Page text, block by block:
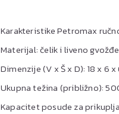
Karakteristike Petromax
Materijal: čelik i liveno
Dimenzije (V x Š x D): 18 x 6 x
Ukupna težina (približno):
Kapacitet posude za